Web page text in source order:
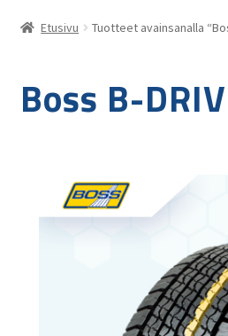
Etusivu Tuotteet avainsanalla
Boss B-